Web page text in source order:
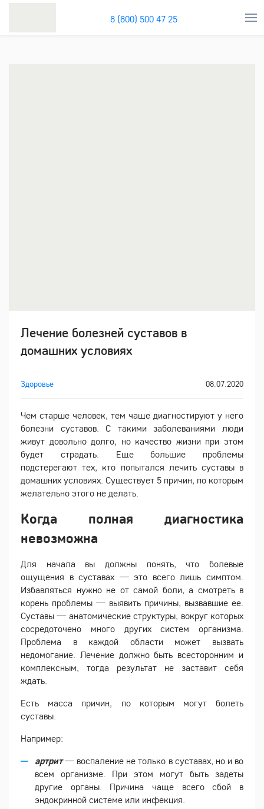
8 (800) 500 47 25
Лечение болезней суставов в
домашних условиях
Здоровье 08.07.2020
Чем старше человек, тем чаще диагностируют у него
болезни суставов. С такими заболеваниями люди
живут довольно долго, но качество жизни при этом
будет страдать. Еще большие проблемы
подстерегают тех, кто попытался лечить суставы в
домашних условиях. Существует 5 причин, по которым
желательно этого не делать.
Когда полная диагностика
невозможна
Для начала вы должны понять, что болевые
ощущения в суставах — это всего лишь симптом.
Избавляться нужно не от самой боли, а смотреть в
корень проблемы — выявить причины, вызвавшие ее.
Суставы — анатомические структуры, вокруг которых
сосредоточено много других систем организма.
Проблема в каждой области может вызвать
недомогание. Лечение должно быть всесторонним и
комплексным, тогда результат не заставит себя
ждать.
Есть масса причин, по которым могут болеть
суставы.
Например:
артрит— воспаление не только в суставах, но и во
всем организме. При этом могут быть задеты
другие органы. Причина чаще всего сбой в
эндокринной системе или инфекция.